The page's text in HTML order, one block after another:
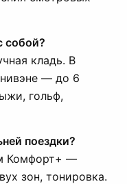
собой?
кладь. В
— до 6
гольф,
поездки?
Комфорт+ —
зон, тонировка.